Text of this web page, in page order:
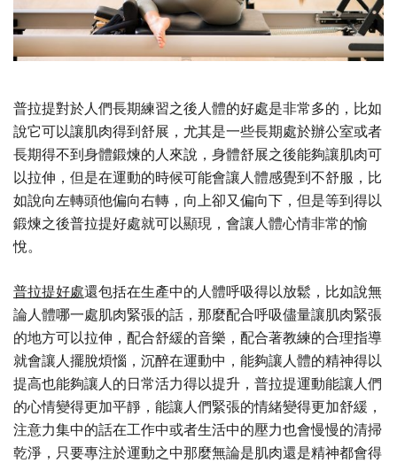
普拉提對於人們長期練習之後人體的好處是非常多的，比如
說它可以讓肌肉得到舒展，尤其是一些長期處於辦公室或者
長期得不到身體鍛煉的人來說，身體舒展之後能夠讓肌肉可
以拉伸，但是在運動的時候可能會讓人體感覺到不舒服，比
如說向左轉頭他偏向右轉，向上卻又偏向下，但是等到得以
鍛煉之後普拉提好處就可以顯現，會讓人體心情非常的愉
悅。
普拉提好處還包括在生產中的人體呼吸得以放鬆，比如說無
論人體哪一處肌肉緊張的話，那麼配合呼吸儘量讓肌肉緊張
的地方可以拉伸，配合舒緩的音樂，配合著教練的合理指導
就會讓人擺脫煩惱，沉醉在運動中，能夠讓人體的精神得以
提高也能夠讓人的日常活力得以提升，普拉提運動能讓人們
的心情變得更加平靜，能讓人們緊張的情緒變得更加舒緩，
注意力集中的話在工作中或者生活中的壓力也會慢慢的清掃
乾淨，只要專注於運動之中那麼無論是肌肉還是精神都會得